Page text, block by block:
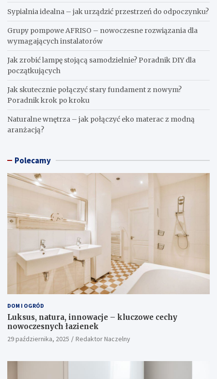
Sypialnia idealna – jak urządzić przestrzeń do odpoczynku?
Grupy pompowe AFRISO – nowoczesne rozwiązania dla
wymagających instalatorów
Jak zrobić lampę stojącą samodzielnie? Poradnik DIY dla
początkujących
Jak skutecznie połączyć stary fundament z nowym?
Poradnik krok po kroku
Naturalne wnętrza – jak połączyć eko materac z modną
aranżacją?
Polecamy
DOM I OGRÓD
Luksus, natura, innowacje – kluczowe cechy
nowoczesnych łazienek
29 października, 2025 Redaktor Naczelny